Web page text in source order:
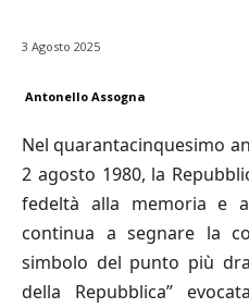
3 Agosto 2025
Antonello Assogna
Nel quarantacinquesimo
2 agosto 1980, la
fedeltà alla memoria e
continua a segnare la
simbolo del punto più
della Repubblica”